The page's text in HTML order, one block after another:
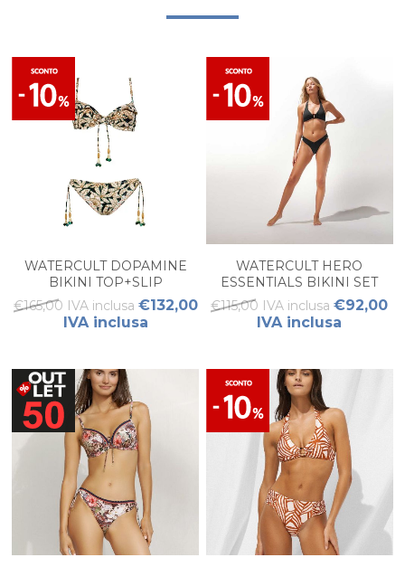
WATERCULT DOPAMINE
BIKINI TOP+SLIP
€165,00 IVA inclusa €132,00
IVA inclusa
WATERCULT HERO
ESSENTIALS BIKINI SET
€115,00 IVA inclusa €92,00
IVA inclusa